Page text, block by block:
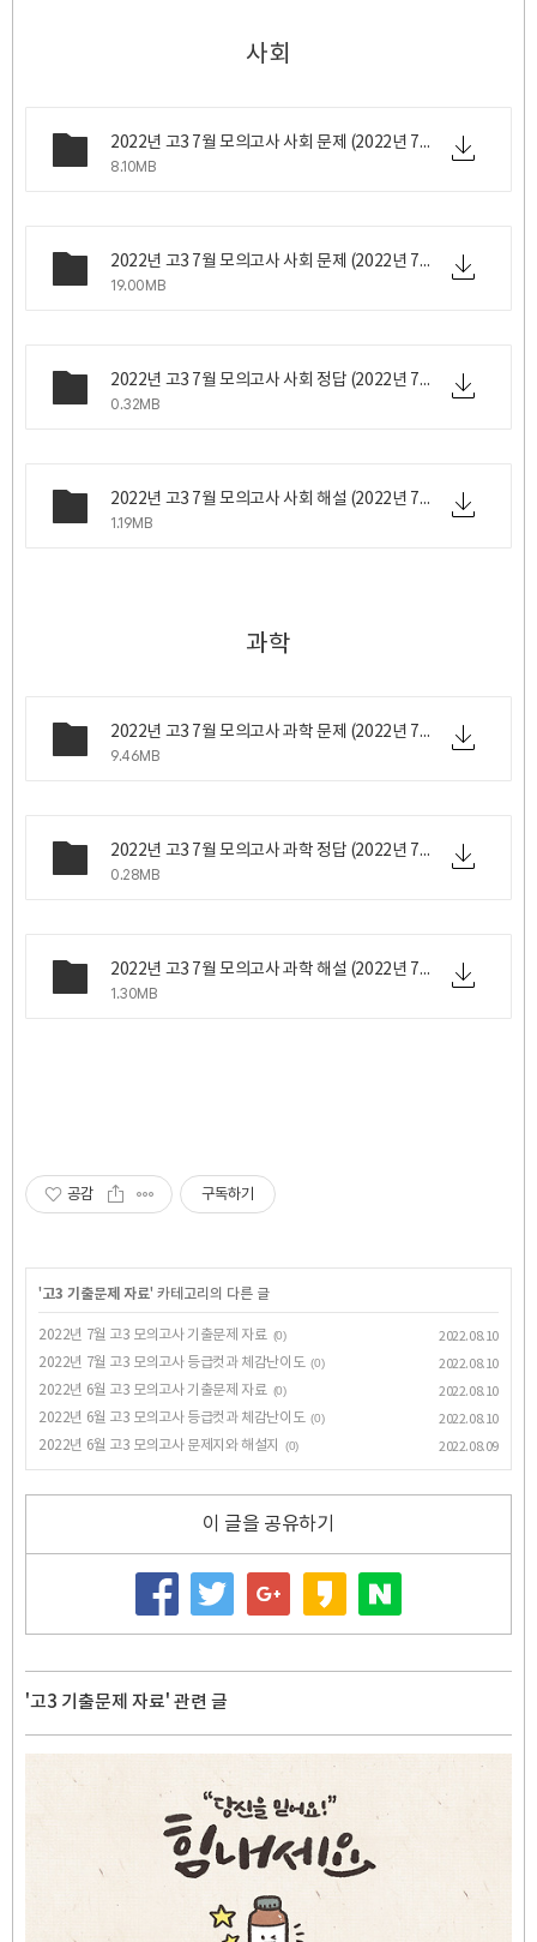
사회
2022년 고3 7월 모의고사 사회 문제 (2022년 7월 6일 수요일 시행).zip
8.10MB
2022년 고3 7월 모의고사 사회 문제 (2022년 7월 6일 수요일 시행).z01
19.00MB
2022년 고3 7월 모의고사 사회 정답 (2022년 7월 6일 수요일 시행).png
0.32MB
2022년 고3 7월 모의고사 사회 해설 (2022년 7월 6일 수요일 시행).zip
1.19MB
과학
2022년 고3 7월 모의고사 과학 문제 (2022년 7월 6일 수요일 시행).zip
9.46MB
2022년 고3 7월 모의고사 과학 정답 (2022년 7월 6일 수요일 시행).png
0.28MB
2022년 고3 7월 모의고사 과학 해설 (2022년 7월 6일 수요일 시행).zip
1.30MB
공감 구독하기
'고3 기출문제 자료' 카테고리의 다른 글
2022년 7월 고3 모의고사 기출문제 자료 (0)
2022.08.10
2022년 7월 고3 모의고사 등급컷과 체감난이도 (0)
2022.08.10
2022년 6월 고3 모의고사 기출문제 자료 (0)
2022.08.10
2022년 6월 고3 모의고사 등급컷과 체감난이도 (0)
2022.08.10
2022년 6월 고3 모의고사 문제지와 해설지
(0) 2022.08.09
이 글을 공유하기
'고3 기출문제 자료' 관련 글